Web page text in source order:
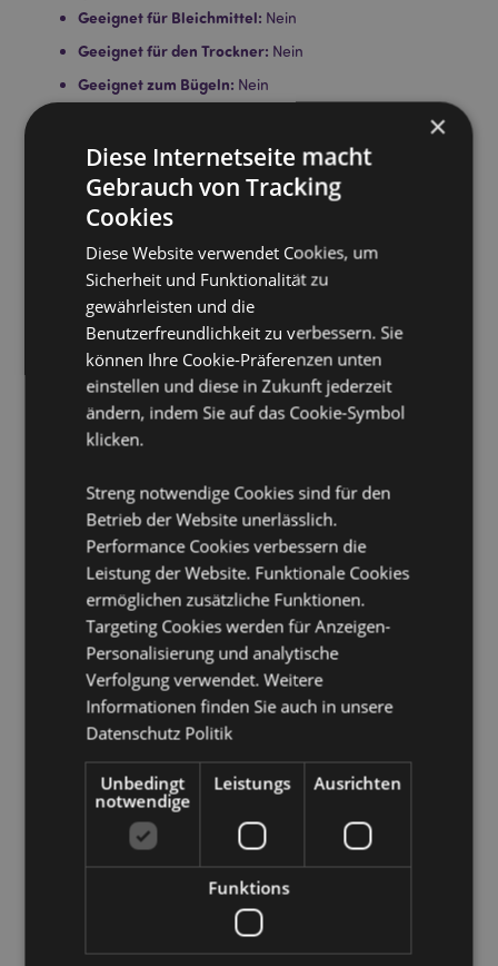
Geeignet für Bleichmittel: Nein
Geeignet für den Trockner: Nein
Geeignet zum Bügeln: Nein
Lizenz-Informationen:Dieses Produkt ist für die unten
aufgeführten Länder vollständig lizenziert. Wenn Sie
sich außerhalb dieser Gebiete befinden, versuchen
Sie bitte nicht, dieses Produkt zu kaufen. Andernfalls
Informationen wenden Sie sich bitte an unseren
Kundenservice.
Lizenzierte Gebiete: Åland-Inseln, Albanien,
Österreich, Azoren (Portugal), Bahrain, Balearen
(Spanien), Belgien, Bermuda, Bosnien und
(Spanien), Ceuta und Melilla, Korsika (Frankreich),
Kroatien, Zypern, Tschechische Republik, Dänemark,
Estland, Finnland (Festland), Frankreich (Festland),
Griechenland, Guadeloupe, Guernsey (Kanalinseln),
Heiliger Stuhl (Vatikanstadt), Ungarn, Island, Irland,
Isle of Man (Vereinigtes Königreich), Italien (Festland),
Jersey (Kanalinseln), Jordanien, Kosovo, Kuwait,
Lettland, Liechtenstein, Litauen, Luxemburg,
Nordmazedonien, Madeira (Portugal), Malta,
Martinique, Mayotte, Moldawien, Monaco,
Montenegro, Niederlande, Norwegen, Palästina,
Polen, Portugal (Festland), Katar, Réunion, Rumänien,
Saint-Martin (französischer Teil), San Marino, Serbien,
Sizilien (Italien), Singapur, Slowakei, Slowenien,
Spanien (Festland), Schweden, Schweiz, Ukraine,
(Festland), Vereinigtes Königreich (Nordirland,
Highlands und Inseln)
Produkttressourcen:
Möchten Sie mehr über den Einkauf bei Puckator
×
Diese Internetseite macht
Gebrauch von Tracking
Cookies
Diese Website verwendet Cookies, um
Sicherheit und Funktionalität zu
gewährleisten und die
Benutzerfreundlichkeit zu verbessern. Sie
können Ihre Cookie-Präferenzen unten
einstellen und diese in Zukunft jederzeit
ändern, indem Sie auf das Cookie-Symbol
klicken.
Streng notwendige Cookies sind für den
Betrieb der Website unerlässlich.
Performance Cookies verbessern die
Leistung der Website. Funktionale Cookies
ermöglichen zusätzliche Funktionen.
Targeting Cookies werden für Anzeigen-
Personalisierung und analytische
Verfolgung verwendet. Weitere
Informationen finden Sie auch in unsere
Datenschutz Politik
Unbedingt
notwendige
Leistungs Ausrichten
Funktions